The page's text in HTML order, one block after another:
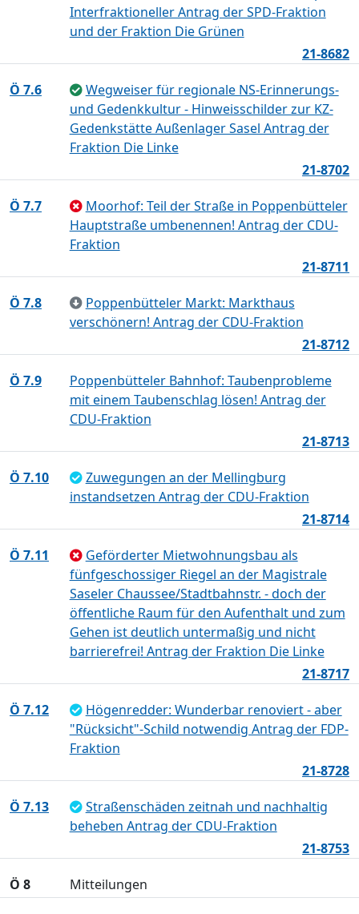
Interfraktioneller Antrag der SPD-Fraktion
und der Fraktion Die Grünen
21-8682
Ö 7.6
Wegweiser für regionale NS-Erinnerungs-
und Gedenkkultur - Hinweisschilder zur KZ-
Gedenkstätte Außenlager Sasel Antrag der
Fraktion Die Linke
21-8702
Ö 7.7
Moorhof: Teil der Straße in Poppenbütteler
Hauptstraße umbenennen! Antrag der CDU-
Fraktion
21-8711
Ö 7.8
Poppenbütteler Markt: Markthaus
verschönern! Antrag der CDU-Fraktion
21-8712
Ö 7.9
Poppenbütteler Bahnhof: Taubenprobleme
mit einem Taubenschlag lösen! Antrag der
CDU-Fraktion
21-8713
Ö 7.10
Zuwegungen an der Mellingburg
instandsetzen Antrag der CDU-Fraktion
21-8714
Ö 7.11
Geförderter Mietwohnungsbau als
fünfgeschossiger Riegel an der Magistrale
Saseler Chaussee/Stadtbahnstr. - doch der
öffentliche Raum für den Aufenthalt und zum
Gehen ist deutlich untermaßig und nicht
barrierefrei! Antrag der Fraktion Die Linke
21-8717
Ö 7.12
Högenredder: Wunderbar renoviert - aber
"Rücksicht"-Schild notwendig Antrag der FDP-
Fraktion
21-8728
Ö 7.13
Straßenschäden zeitnah und nachhaltig
beheben Antrag der CDU-Fraktion
21-8753
Ö 8 Mitteilungen